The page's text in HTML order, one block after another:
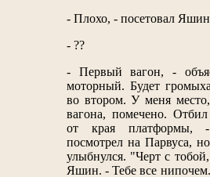
- Плохо, - посетовал
- ??
- Первый вагон, -
моторный. Будет
во втором. У меня
вагона, помечено.
от края
посмотрел на Парвуса,
улыбнулся. "Черт с
Яшин. - Тебе все